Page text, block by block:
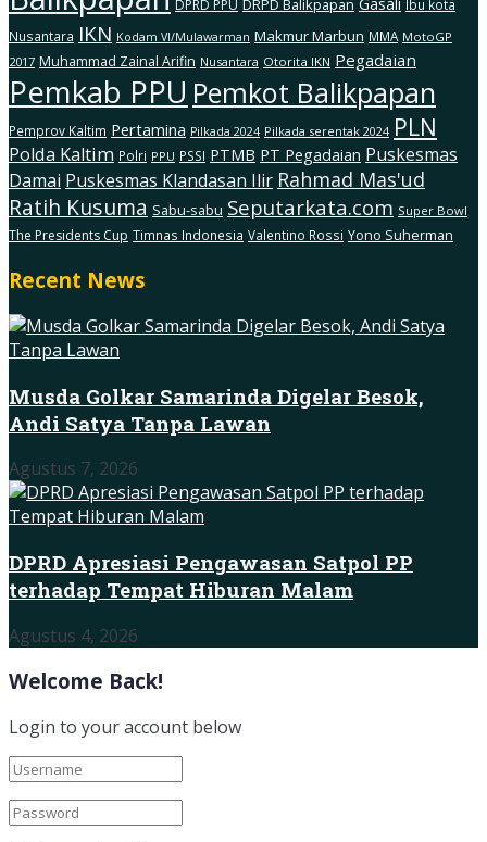
DPRD PPU DRPD Balikpapan Gasali Ibu kota
Nusantara IKN Kodam Vl/Mulawarman Makmur Marbun MMA MotoGP
2017 Muhammad Zainal Arifin Nusantara Otorita IKN Pegadaian
Pemkab PPU Pemkot Balikpapan
Pemprov Kaltim Pertamina Pilkada 2024 Pilkada serentak 2024 PLN
Polda Kaltim Polri PPU PSSI PTMB PT Pegadaian Puskesmas
Damai Puskesmas Klandasan Ilir Rahmad Mas'ud
Ratih Kusuma Sabu-sabu Seputarkata.com Super Bowl
The Presidents Cup Timnas Indonesia Valentino Rossi Yono Suherman
Recent News
Musda Golkar Samarinda Digelar Besok,
Andi Satya Tanpa Lawan
Agustus 7, 2026
DPRD Apresiasi Pengawasan Satpol PP
terhadap Tempat Hiburan Malam
Agustus 4, 2026
Welcome Back!
Login to your account below